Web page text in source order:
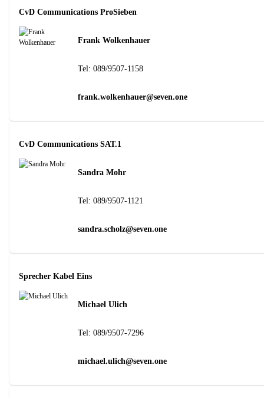
CvD Communications ProSieben
Frank Wolkenhauer
Tel: 089/9507-1158
frank.wolkenhauer@seven.one
CvD Communications SAT.1
Sandra Mohr
Tel: 089/9507-1121
sandra.scholz@seven.one
Sprecher Kabel Eins
Michael Ulich
Tel: 089/9507-7296
michael.ulich@seven.one